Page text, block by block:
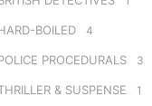
BOILED 4
PROCEDURALS 3
& SUSPENSE 1